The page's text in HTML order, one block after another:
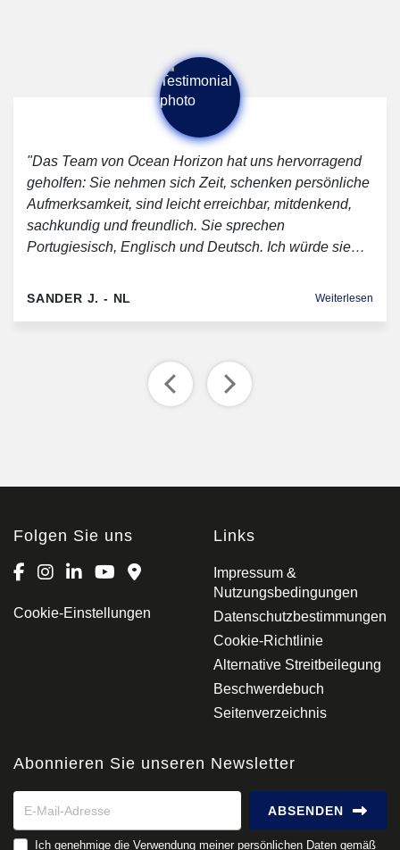
"Das Team von Ocean Horizon hat uns hervorragend
geholfen: Sie nehmen sich Zeit, schenken persönliche
Aufmerksamkeit, sind leicht erreichbar, mitdenkend,
sachkundig und freundlich. Sie sprechen
Portugiesisch, Englisch und Deutsch. Ich würde sie…
SANDER J. - NL Weiterlesen
Folgen Sie uns
Cookie-Einstellungen
Links
Impressum &
Nutzungsbedingungen
Datenschutzbestimmungen
Cookie-Richtlinie
Alternative Streitbeilegung
Beschwerdebuch
Seitenverzeichnis
Abonnieren Sie unseren Newsletter
ABSENDEN
Ich genehmige die Verwendung meiner persönlichen Daten gemäß